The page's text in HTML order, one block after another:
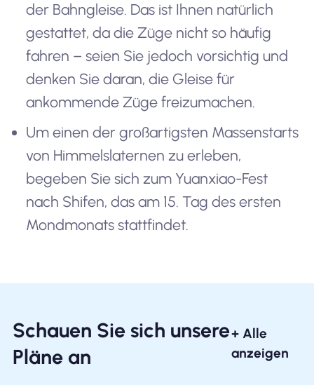
der Bahngleise. Das ist Ihnen natürlich
gestattet, da die Züge nicht so häufig
fahren – seien Sie jedoch vorsichtig und
denken Sie daran, die Gleise für
ankommende Züge freizumachen.
Um einen der großartigsten Massenstarts
von Himmelslaternen zu erleben,
begeben Sie sich zum Yuanxiao-Fest
nach Shifen, das am 15. Tag des ersten
Mondmonats stattfindet.
Schauen Sie sich unsere
Pläne an
+ Alle
anzeigen